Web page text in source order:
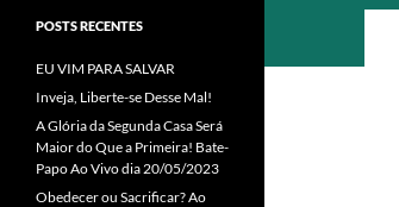
el
POSTS RECENTES
EU VIM PARA SALVAR
Inveja, Liberte-se Desse Mal!
A Glória da Segunda Casa Será
Maior do Que a Primeira! Bate-
Papo Ao Vivo dia 20/05/2023
Obedecer ou Sacrificar? Ao